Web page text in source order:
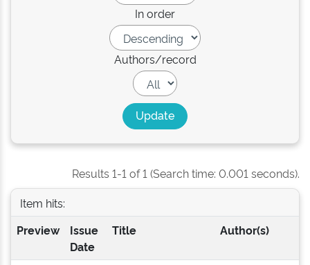
In order
Authors/record
Results 1-1 of 1 (Search time: 0.001 seconds).
Item hits:
Preview
Issue
Date
Title Author(s)